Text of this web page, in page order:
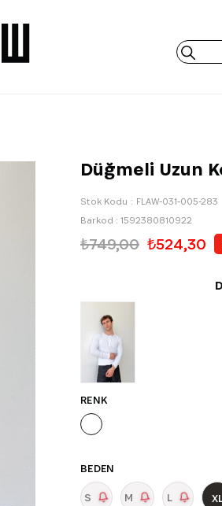
Düğmeli Uzun
Stok Kodu
FLAW-031-005-283
Barkod : 1592380810922
₺749,00 ₺524,30
RENK
BEDEN
S M L